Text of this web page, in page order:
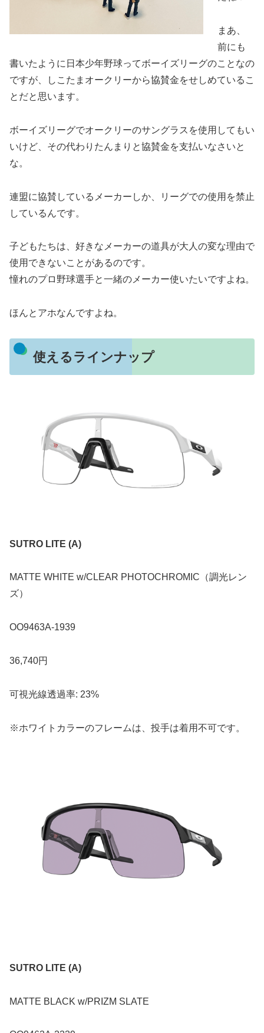
まあ、
前にも
書いたように日本少年野球ってボーイズリーグのことなの
ですが、しこたまオークリーから協賛金をせしめているこ
とだと思います。
ボーイズリーグでオークリーのサングラスを使用してもい
いけど、その代わりたんまりと協賛金を支払いなさいと
な。
連盟に協賛しているメーカーしか、リーグでの使用を禁止
しているんです。
子どもたちは、好きなメーカーの道具が大人の変な理由で
使用できないことがあるのです。
憧れのプロ野球選手と一緒のメーカー使いたいですよね。
ほんとアホなんですよね。
使えるラインナップ
SUTRO LITE (A)
MATTE WHITE w/CLEAR PHOTOCHROMIC（調光レン
ズ）
OO9463A-1939
36,740円
可視光線透過率: 23%
※ホワイトカラーのフレームは、投手は着用不可です。
SUTRO LITE (A)
MATTE BLACK w/PRIZM SLATE